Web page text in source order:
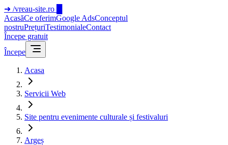
➜ /vreau-site.ro
AcasăCe oferimGoogle AdsConceptul
nostruPrețuriTestimonialeContact
Începe gratuit
Începe
Acasa
Servicii Web
Site pentru evenimente culturale și festivaluri
Argeș